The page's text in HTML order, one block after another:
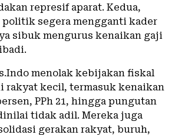
represif aparat. Kedua,
segera mengganti kader
sibuk mengurus kenaikan gaji
menolak kebijakan fiskal
rakyat kecil, termasuk kenaikan
PPh 21, hingga pungutan
tidak adil. Mereka juga
gerakan rakyat, buruh,